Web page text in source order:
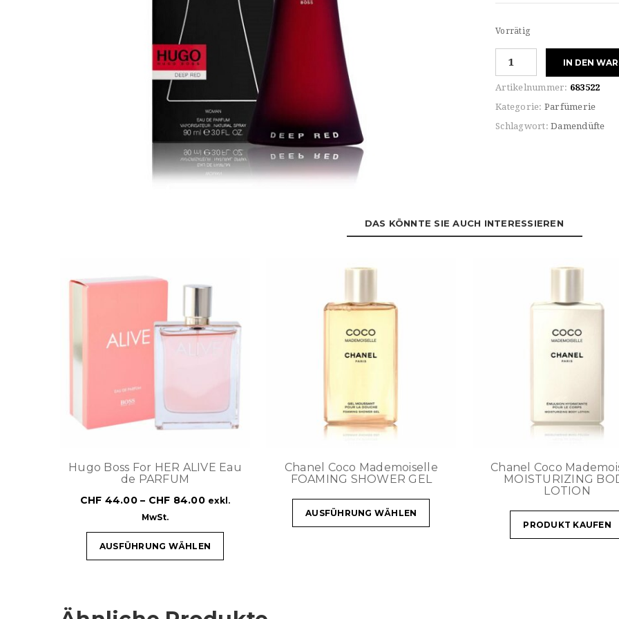
Vorrätig
For
DEEP
RED
IN DEN
Artikelnummer: 683522
Kategorie: Parfümerie
Schlagwort: Damendüfte
DAS KÖNNTE SIE AUCH INTERESSIEREN
Hugo Boss For HER ALIVE Eau
de PARFUM
CHF 44.00– CHF 84.00 exkl.
MwSt.
AUSFÜHRUNG WÄHLEN
Chanel Coco Mademoiselle
FOAMING SHOWER GEL
AUSFÜHRUNG WÄHLEN
Chanel Coco
MOISTURIZING
LOTION
PRODUKT KAUFEN